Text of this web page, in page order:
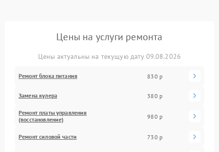
Цены на услуги ремонта
Цены актуальны на текущую дату 09.08.2026
Ремонт блока питания 830 р
Замена кулера 380 р
Ремонт платы управления
(восстановление)
980 р
Ремонт силовой части 730 р